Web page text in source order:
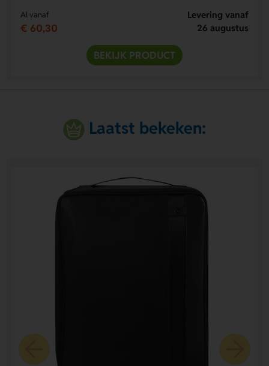
Al vanaf
€ 60,30
Levering vanaf
26 augustus
BEKIJK PRODUCT
Laatst bekeken: